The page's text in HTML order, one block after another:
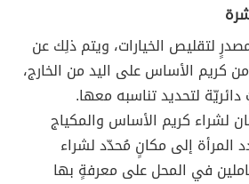
لتقليص الخيارات، ويتم ذلِك عن
كريم الأساس على اليد من الخارج،
لتحديد تناسبه معها.
لشراء كريم الأساس والمكياج
المرأة إلى مكانٍ مُحدّد لشراء
في المحل على معرفةٍ بها